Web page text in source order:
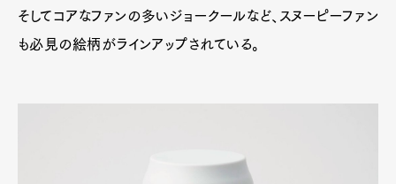
そしてコアなファンの多いジョークールなど、スヌーピーファン
も必見の絵柄がラインアップされている。